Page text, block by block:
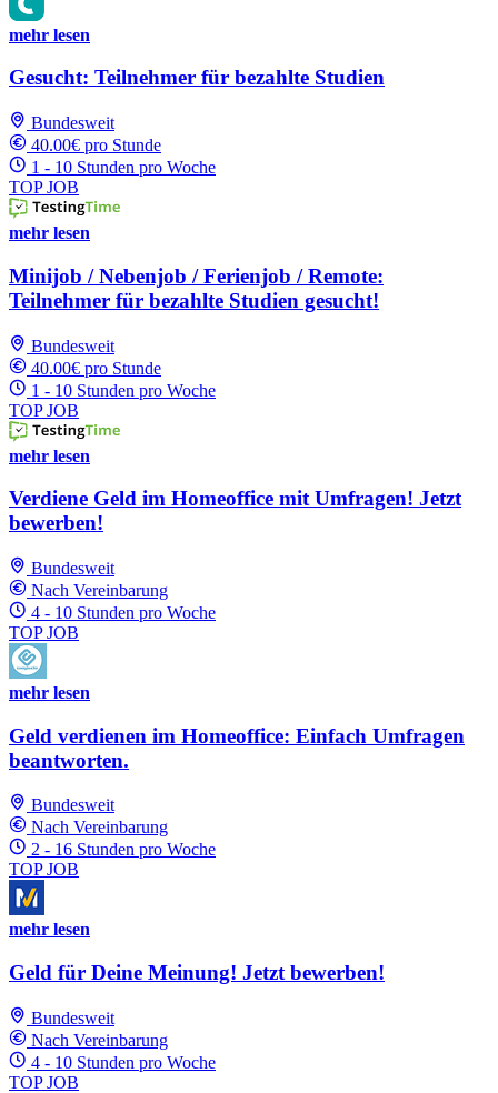
mehr lesen
Gesucht: Teilnehmer für bezahlte Studien
Bundesweit
40.00€ pro Stunde
1 - 10 Stunden pro Woche
TOP JOB
mehr lesen
Minijob / Nebenjob / Ferienjob / Remote:
Teilnehmer für bezahlte Studien gesucht!
Bundesweit
40.00€ pro Stunde
1 - 10 Stunden pro Woche
TOP JOB
mehr lesen
Verdiene Geld im Homeoffice mit Umfragen! Jetzt
bewerben!
Bundesweit
Nach Vereinbarung
4 - 10 Stunden pro Woche
TOP JOB
mehr lesen
Geld verdienen im Homeoffice: Einfach Umfragen
beantworten.
Bundesweit
Nach Vereinbarung
2 - 16 Stunden pro Woche
TOP JOB
mehr lesen
Geld für Deine Meinung! Jetzt bewerben!
Bundesweit
Nach Vereinbarung
4 - 10 Stunden pro Woche
TOP JOB